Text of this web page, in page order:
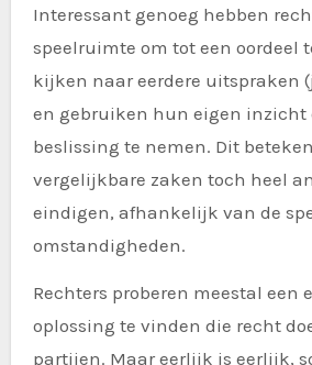
Interessant genoeg hebben
speelruimte om tot een oordeel
kijken naar eerdere uitspraken
en gebruiken hun eigen inzicht
beslissing te nemen. Dit
vergelijkbare zaken toch heel
eindigen, afhankelijk van de
omstandigheden.
Rechters proberen meestal een
oplossing te vinden die recht
partijen. Maar eerlijk is eerlijk,